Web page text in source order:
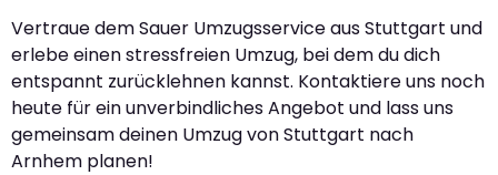
Vertraue dem Sauer Umzugsservice aus Stuttgart und
erlebe einen stressfreien Umzug, bei dem du dich
entspannt zurücklehnen kannst. Kontaktiere uns noch
heute für ein unverbindliches Angebot und lass uns
gemeinsam deinen Umzug von Stuttgart nach
Arnhem planen!